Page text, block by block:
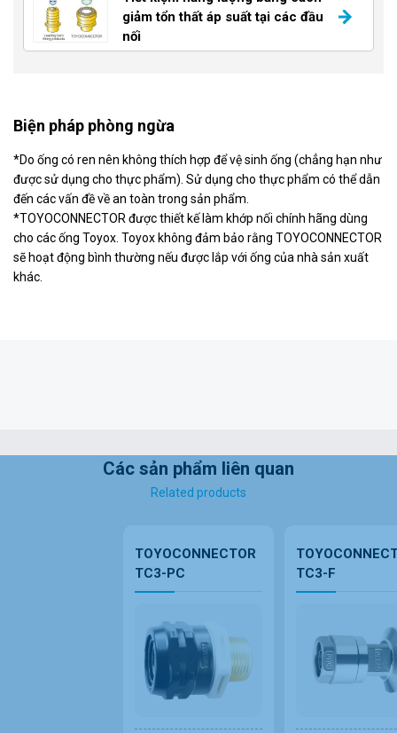
giảm tổn thất áp suất tại các đầu
nối
Biện pháp phòng ngừa
*Do ống có ren nên không thích hợp để vệ sinh ống (chẳng hạn như
được sử dụng cho thực phẩm). Sử dụng cho thực phẩm có thể dẫn
đến các vấn đề về an toàn trong sản phẩm.
*TOYOCONNECTOR được thiết kế làm khớp nối chính hãng dùng
cho các ống Toyox. Toyox không đảm bảo rằng TOYOCONNECTOR
sẽ hoạt động bình thường nếu được lắp với ống của nhà sản xuất
khác.
Các sản phẩm liên quan
Related products
TOYOCONNECTOR
TC3-PC
TC3-F